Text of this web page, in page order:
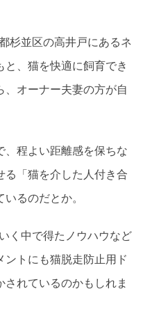
杉並区の高井戸にあるネ
と、猫を快適に飼育でき
、オーナー夫妻の方が自
、程よい距離感を保ちな
る「猫を介した人付き合
るのだとか。
く中で得たノウハウなど
ントにも猫脱走防止用ド
れているのかもしれま